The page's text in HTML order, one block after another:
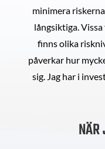
minimera
långsiktiga.
finns olika
påverkar hur
sig. Jag har i